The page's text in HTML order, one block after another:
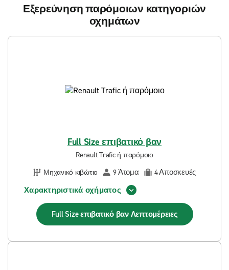
Εξερεύνηση παρόμοιων κατηγοριών
οχημάτων
Full Size επιβατικό βαν
Renault Trafic ή παρόμοιο
Μηχανικό κιβώτιο
9Άτομα 4Αποσκευές
Χαρακτηριστικά οχήματος
Full Size επιβατικό βαν Λεπτομέρειες